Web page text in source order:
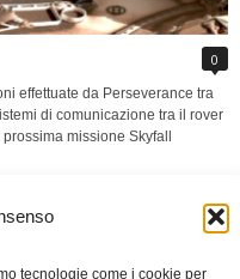
tecnologie come i cookie per
0
effettuate da Perseverance tra
di comunicazione tra il rover
missione Skyfall